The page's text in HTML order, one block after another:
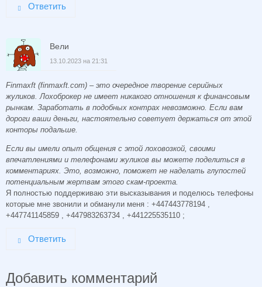
Ответить
Вели
13.10.2023 на 21:31
Finmaxft (finmaxft.com) – это очередное творение серийных
жуликов. Лохоброкер не имеет никакого отношения к финансовым
рынкам. Заработать в подобных контрах невозможно. Если вам
дороги ваши деньги, настоятельно советует держаться от этой
конторы подальше.
Если вы имели опыт общения с этой лоховозкой, своими
впечатлениями и телефонами жуликов вы можете поделиться в
комментариях. Это, возможно, поможет не наделать глупостей
потенциальным жертвам этого скам-проекта.
Я полностью поддерживаю эти высказывания и поделюсь телефоны
которые мне звонили и обманули меня : +447443778194 ,
+447741145859 , +447983263734 , +441225535110 ;
Ответить
Добавить комментарий